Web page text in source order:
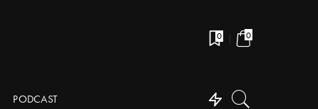
0 0
PODCAST